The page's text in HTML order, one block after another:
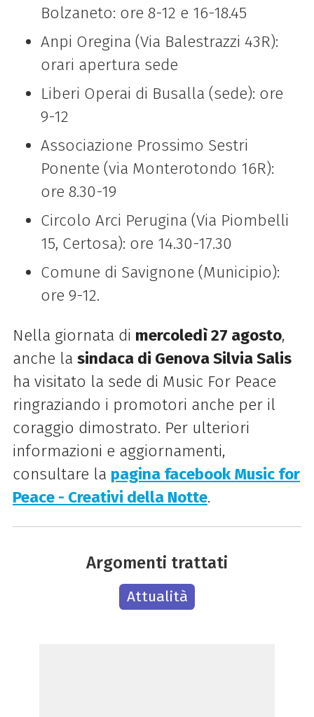
Bolzaneto: ore 8-12 e 16-18.45
Anpi Oregina (Via Balestrazzi 43R):
orari apertura sede
Liberi Operai di Busalla (sede): ore
9-12
Associazione Prossimo Sestri
Ponente (via Monterotondo 16R):
ore 8.30-19
Circolo Arci Perugina (Via Piombelli
15, Certosa): ore 14.30-17.30
Comune di Savignone (Municipio):
ore 9-12.
Nella giornata di mercoledì 27 agosto,
anche la sindaca di Genova Silvia Salis
ha visitato la sede di Music For Peace
ringraziando i promotori anche per il
coraggio dimostrato. Per ulteriori
informazioni e aggiornamenti,
consultare la pagina facebook Music for
Peace - Creativi della Notte.
Argomenti trattati
Attualità